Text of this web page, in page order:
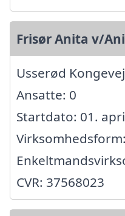
Frisør Anita v/
Usserød
Ansatte: 0
Startdato: 01.
Virksomhedsform:
CVR: 37568023